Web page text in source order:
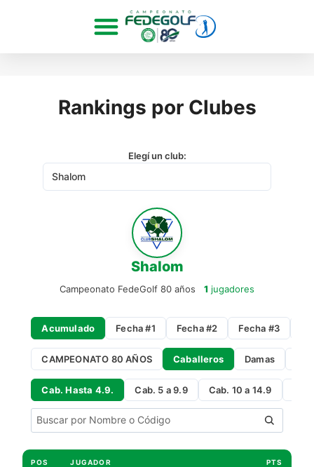
Rankings por Clubes
Elegí un club:
Shalom
Campeonato FedeGolf 80 años 1 jugadores
Acumulado Fecha #1 Fecha #2 Fecha #3
CAMPEONATO 80 AÑOS Caballeros Damas
Cab. Hasta 4.9. Cab. 5 a 9.9 Cab. 10 a 14.9
POS JUGADOR PTS